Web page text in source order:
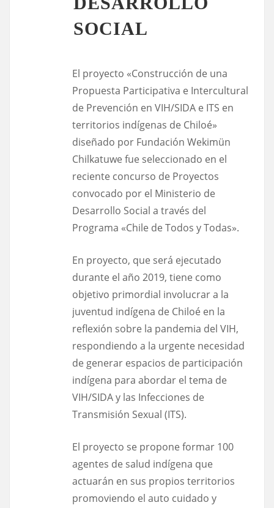
SOCIAL
El proyecto «Construcción de una
Propuesta Participativa e Intercultural
de Prevención en VIH/SIDA e ITS en
territorios indígenas de Chiloé»
diseñado por Fundación Wekimün
Chilkatuwe fue seleccionado en el
reciente concurso de Proyectos
convocado por el Ministerio de
Desarrollo Social a través del
Programa «Chile de Todos y Todas».
En proyecto, que será ejecutado
durante el año 2019, tiene como
objetivo primordial involucrar a la
juventud indígena de Chiloé en la
reflexión sobre la pandemia del VIH,
respondiendo a la urgente necesidad
de generar espacios de participación
indígena para abordar el tema de
VIH/SIDA y las Infecciones de
Transmisión Sexual (ITS).
El proyecto se propone formar 100
agentes de salud indígena que
actuarán en sus propios territorios
promoviendo el auto cuidado y